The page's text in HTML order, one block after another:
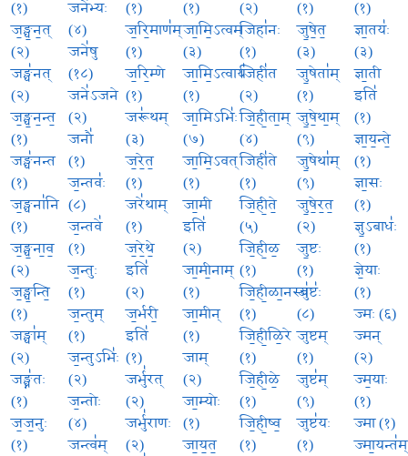
(१)
ज॒ङ्घ॒न॒त्
(२)
जङ्घ॑नत्
(२)
ज॒ङ्घ॒न॒न्त॒
(१)
जङ्घ॑नन्त
(१)
ज॒ङ्घना॑नि
(१)
ज॒ङ्घ॒ना॒व॒
(२)
ज॒ङ्घ॒न्ति॒
(१)
जङ्घा॑म्
(२)
जङ्घ्न॑तः
(१)
ज॒ज॒नुः
(१)
जने॑भ्यः
(४)
जने॑षु
(१८)
जने॑ऽजने
(२)
जनौ॑
(१)
ज॒न्तवः॑
(८)
ज॒न्तवे॑
(१)
ज॒न्तुः
(१)
ज॒न्तुम्
(१)
ज॒न्तुऽभिः॑
(२)
ज॒न्तोः
(४)
जन्त्व॑म्
(१)
ज॒रि॒माण॑म्
(१)
ज॒रि॒म्णे
(१)
जरू॑थम्
(३)
ज॒रे॒त॒
(१)
जरे॑थाम्
(१)
ज॒रे॒थे॒
इति॑
(२)
ज॒र्भरी॒
इति॑
(१)
जर्भु॑रत्
(२)
जर्भु॑राणः
(२)
(१)
जा॒मि॒ऽत्वम्
(३)
जा॒मि॒ऽत्वाय॑
(१)
जा॒मिऽभिः॑
(७)
जा॒मि॒ऽवत्
(१)
जा॒मी
इति॑
(२)
जा॒मी॒नाम्
(१)
जा॒मीन्
(१)
जाम्
(२)
जा॒म्योः
(१)
जा॒य॒त॒
(२)
जिहा॑नः
(१)
जिही॑त
(२)
जि॒ही॒ता॒म्
(४)
जिही॑ते
(१)
जि॒ही॒ते॒
(५)
जि॒ही॒ळ॒
(१)
जि॒ही॒ळा॒नस्य॑
(१)
जि॒ही॒ळि॒रे
(१)
जि॒ही॒ळे॒
(१)
जि॒ही॒ष्व॒
(१)
(१)
जु॒षे॒त॒
(३)
जु॒षेता॑म्
(१)
जु॒षे॒था॒म्
(९)
जु॒षेथा॑म्
(९)
जु॒षे॒र॒त॒
(२)
जु॒ष्टः
(१)
जुष्टः॑
(८)
जुष्टम्
(१)
जुष्ट॑म्
(९)
जुष्ट॑यः
(१)
(१)
ज्ञा॒तयः॑
(३)
ज्ञा॒ती
इति॑
(१)
ज्ञा॒य॒न्ते॒
(१)
ज्ञा॒सः
(१)
ज्ञु॒ऽबाधः॑
(१)
ज्ञे॒याः
(१)
ज्मः (६)
ज्मन्
(२)
ज्म॒याः
(१)
ज्मा (१)
ज्मा॒यन्त॑म्